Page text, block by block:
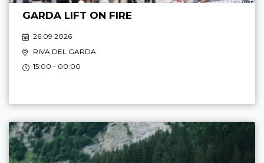
GARDA LIFT ON FIRE
26.09 2026
RIVA DEL GARDA
15:00 - 00:00